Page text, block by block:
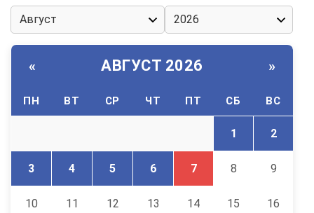
« АВГУСТ 2026 »
ПН ВТ СР ЧТ ПТ СБ ВС
1 2
3 4 5 6 7 8 9
10 11 12 13 14 15 16